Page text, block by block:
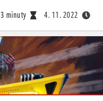
3 minuty 4. 11. 2022